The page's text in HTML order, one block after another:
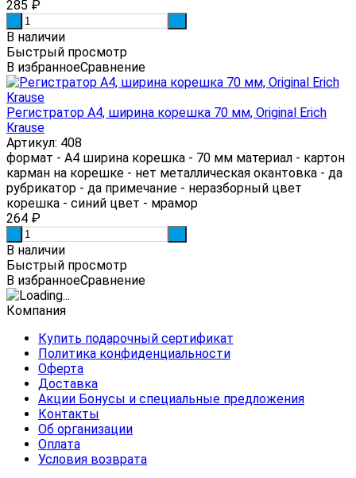
285 ₽
В наличии
Быстрый просмотр
В избранноеСравнение
Регистратор А4, ширина корешка 70 мм, Original Erich
Krause
Артикул: 408
формат - А4 ширина корешка - 70 мм материал - картон
карман на корешке - нет металлическая окантовка - да
рубрикатор - да примечание - неразборный цвет
корешка - синий цвет - мрамор
264 ₽
В наличии
Быстрый просмотр
В избранноеСравнение
Компания
Купить подарочный сертификат
Политика конфиденциальности
Оферта
Доставка
Акции Бонусы и специальные предложения
Контакты
Об организации
Оплата
Условия возврата